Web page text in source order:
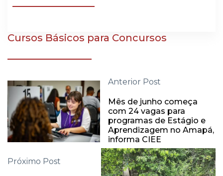
Cursos Básicos para Concursos
Anterior Post
Mês de junho começa
com 24 vagas para
programas de Estágio e
Aprendizagem no Amapá,
informa CIEE
Próximo Post